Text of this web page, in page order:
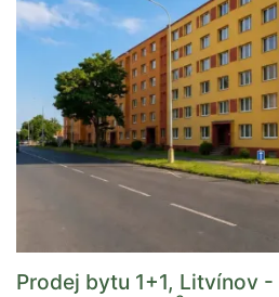
Prodej bytu 1+1, Litvínov